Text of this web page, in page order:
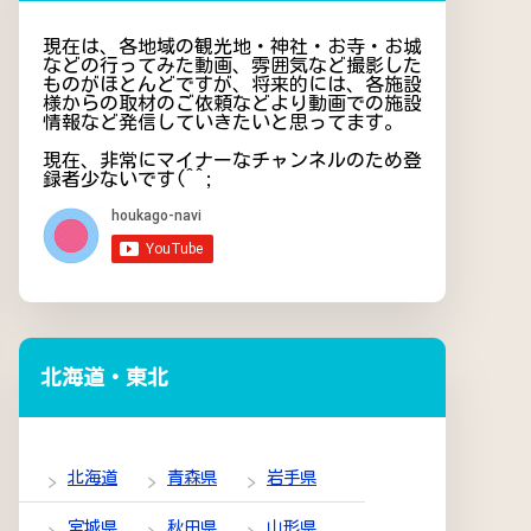
現在は、各地域の観光地・神社・お寺・お城
などの行ってみた動画、雰囲気など撮影した
ものがほとんどですが、将来的には、各施設
様からの取材のご依頼などより動画での施設
情報など発信していきたいと思ってます。
現在、非常にマイナーなチャンネルのため登
録者少ないです(^^;
北海道・東北
北海道 青森県 岩手県
宮城県 秋田県 山形県